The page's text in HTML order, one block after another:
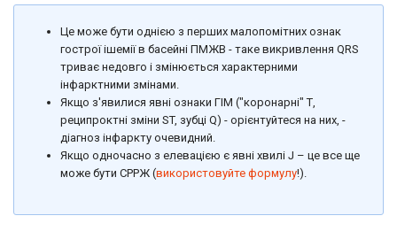
Це може бути однією з перших малопомітних ознак
гострої ішемії в басейні ПМЖВ - таке викривлення QRS
триває недовго і змінюється характерними
інфарктними змінами.
Якщо з'явилися явні ознаки ГІМ ("коронарні" Т,
реципроктні зміни ST, зубці Q) - орієнтуйтеся на них, -
діагноз інфаркту очевидний.
Якщо одночасно з елевацією є явні хвилі J – це все ще
може бути СРРЖ (використовуйте формулу!).